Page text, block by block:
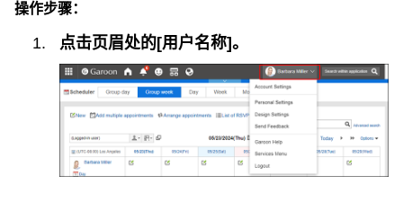
操作步骤：
点击页眉处的[用户名称]。